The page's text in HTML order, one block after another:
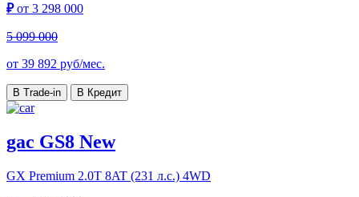
₽от 3 298 000
5 099 000
от 39 892 руб/мес.
В Trade-in В Кредит
gac GS8 New
GX Premium 2.0T 8AT (231 л.с.) 4WD